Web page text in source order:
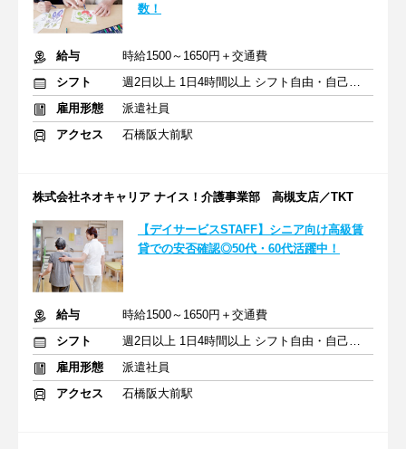
数！
給与
時給1500～1650円＋交通費
シフト
週2日以上 1日4時間以上 シフト自由・自己申告
雇用形態
派遣社員
アクセス
石橋阪大前駅
株式会社ネオキャリア ナイス！介護事業部 高槻支店／TKT
【デイサービスSTAFF】シニア向け高級賃
貸での安否確認◎50代・60代活躍中！
給与
時給1500～1650円＋交通費
シフト
週2日以上 1日4時間以上 シフト自由・自己申告
雇用形態
派遣社員
アクセス
石橋阪大前駅